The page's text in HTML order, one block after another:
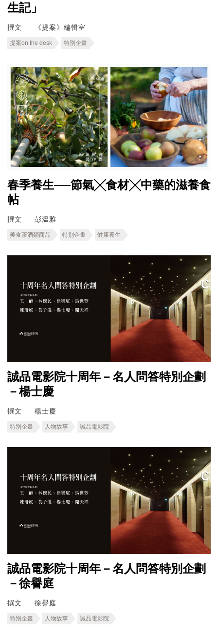
生記」
撰文 《提案》編輯室
提案on the desk 特別企畫
春季養生──節氣╳食材╳中藥的滋養食
帖
撰文 彭溫雅
美食茶酒類商品 特別企畫 健康養生
誠品電影院十周年－名人問答特別企劃
－楊士慶
撰文 楊士慶
特別企畫 人物故事 誠品電影院
誠品電影院十周年－名人問答特別企劃
－徐譽庭
撰文 徐譽庭
特別企畫 人物故事 誠品電影院